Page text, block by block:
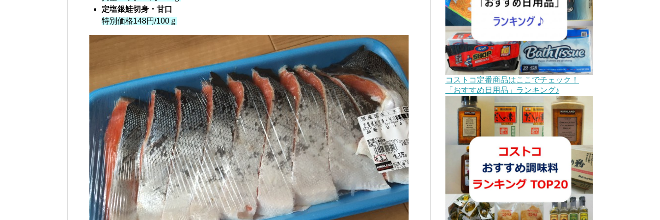
定塩銀鮭切身・甘口
特別価格148円/100ｇ
コストコ定番商品はここでチェック！
「おすすめ日用品」ランキング♪